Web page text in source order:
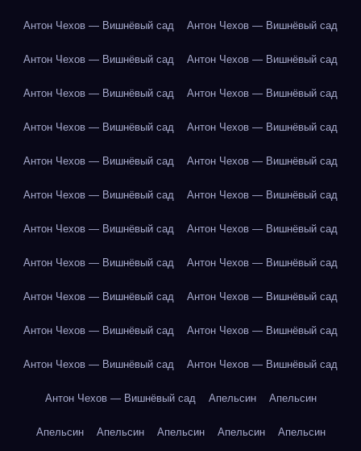
Антон Чехов — Вишнёвый сад Антон Чехов — Вишнёвый сад
Антон Чехов — Вишнёвый сад Антон Чехов — Вишнёвый сад
Антон Чехов — Вишнёвый сад Антон Чехов — Вишнёвый сад
Антон Чехов — Вишнёвый сад Антон Чехов — Вишнёвый сад
Антон Чехов — Вишнёвый сад Антон Чехов — Вишнёвый сад
Антон Чехов — Вишнёвый сад Антон Чехов — Вишнёвый сад
Антон Чехов — Вишнёвый сад Антон Чехов — Вишнёвый сад
Антон Чехов — Вишнёвый сад Антон Чехов — Вишнёвый сад
Антон Чехов — Вишнёвый сад Антон Чехов — Вишнёвый сад
Антон Чехов — Вишнёвый сад Антон Чехов — Вишнёвый сад
Антон Чехов — Вишнёвый сад Антон Чехов — Вишнёвый сад
Антон Чехов — Вишнёвый сад Апельсин Апельсин
Апельсин Апельсин Апельсин Апельсин Апельсин